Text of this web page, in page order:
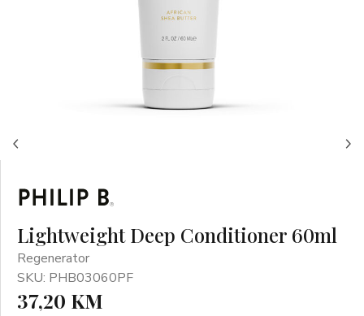
Lightweight Deep Conditioner 60ml
Regenerator
SKU: PHB03060PF
37,20 KM